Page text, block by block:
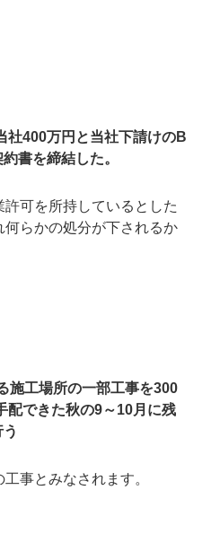
社400万円と当社下請けのB
書を締結した。
可を所持しているとした
何らかの処分が下されるか
施工場所の一部工事を300
配できた秋の9～10月に残
事とみなされます。